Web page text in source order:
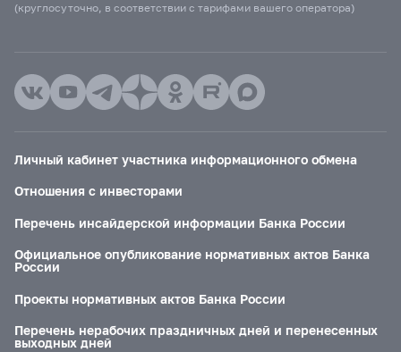
(круглосуточно, в соответствии с тарифами вашего оператора)
Личный кабинет участника информационного обмена
Отношения с инвесторами
Перечень инсайдерской информации Банка России
Официальное опубликование нормативных актов Банка
России
Проекты нормативных актов Банка России
Перечень нерабочих праздничных дней и перенесенных
выходных дней